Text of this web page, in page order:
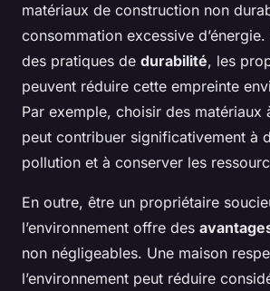
matériaux de construction non
consommation excessive
des pratiques de durabilité, les
peuvent réduire cette empreinte
Par exemple, choisir des matériaux
peut contribuer significativement à
pollution et à conserver les
En outre, être un propriétaire
l’environnement offre des
non négligeables. Une maison
l’environnement peut réduire